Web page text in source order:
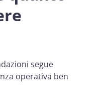
segue
operativa ben